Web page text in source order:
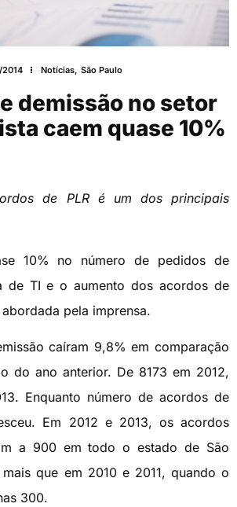
2014 Notícias, São Paulo
demissão no setor
caem quase 10%
de PLR é um dos principais
10% no número de pedidos de
de TI e o aumento dos acordos de
pela imprensa.
caíram 9,8% em comparação
do ano anterior. De 8173 em 2012,
Enquanto número de acordos de
Em 2012 e 2013, os acordos
a 900 em todo o estado de São
que em 2010 e 2011, quando o
300.